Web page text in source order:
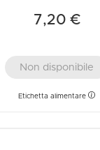
7,20 €
Non disponibile
Etichetta alimentare